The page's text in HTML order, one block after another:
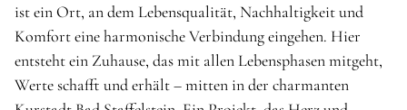
ist ein Ort, an dem Lebensqualität, Nachhaltigkeit und
Komfort eine harmonische Verbindung eingehen. Hier
entsteht ein Zuhause, das mit allen Lebensphasen mitgeht,
Werte schafft und erhält – mitten in der charmanten